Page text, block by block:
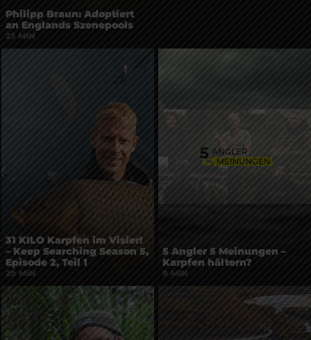
23 MIN
Philipp Braun: Adoptiert
an Englands Szenepools
29 MIN
31 KILO Karpfen im Visier!
– Keep Searching Season 5,
Episode 2, Teil 1
9 MIN
5 Angler 5 Meinungen –
Karpfen hältern?